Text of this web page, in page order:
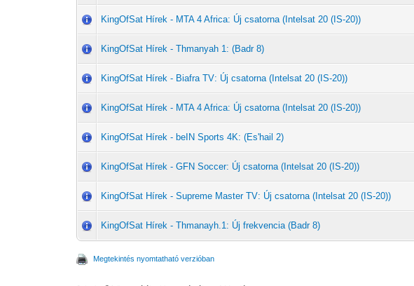
KingOfSat Hírek - MTA 4 Africa: Új csatorna (Intelsat 20 (IS-20))
KingOfSat Hírek - Thmanyah 1: (Badr 8)
KingOfSat Hírek - Biafra TV: Új csatorna (Intelsat 20 (IS-20))
KingOfSat Hírek - MTA 4 Africa: Új csatorna (Intelsat 20 (IS-20))
KingOfSat Hírek - beIN Sports 4K: (Es'hail 2)
KingOfSat Hírek - GFN Soccer: Új csatorna (Intelsat 20 (IS-20))
KingOfSat Hírek - Supreme Master TV: Új csatorna (Intelsat 20 (IS-20))
KingOfSat Hírek - Thmanayh.1: Új frekvencia (Badr 8)
Megtekintés nyomtatható verzióban